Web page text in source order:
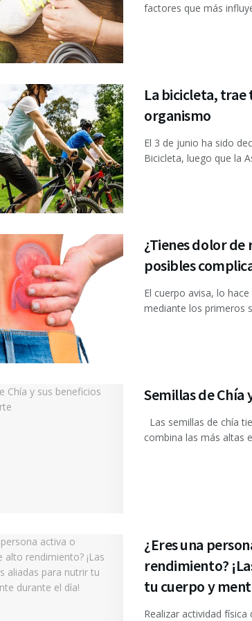
factores que más
La bicicleta, trae
organismo
El 3 de junio ha sido
Bicicleta, luego que la
¿Tienes dolor de
posibles
El cuerpo avisa, lo
mediante los primeros
Semillas de Chía
Las semillas de chía
combina las más altas
¿Eres una
rendimiento?
tu cuerpo y
Realizar actividad